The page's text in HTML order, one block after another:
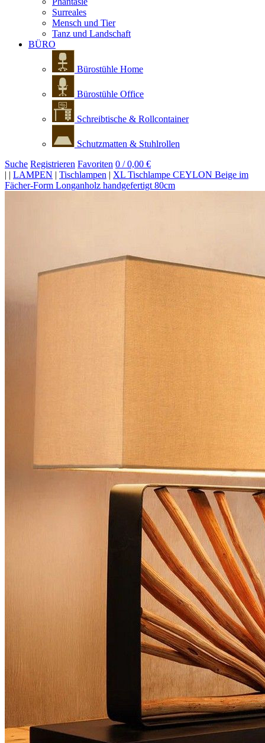
Surreales
Mensch und Tier
Tanz und Landschaft
BÜRO
Bürostühle Home
Bürostühle Office
Schreibtische & Rollcontainer
Schutzmatten & Stuhlrollen
Suche Registrieren Favoriten 0 / 0,00 €
| | LAMPEN | Tischlampen | XL Tischlampe CEYLON Beige im
Fächer-Form Longanholz handgefertigt 80cm